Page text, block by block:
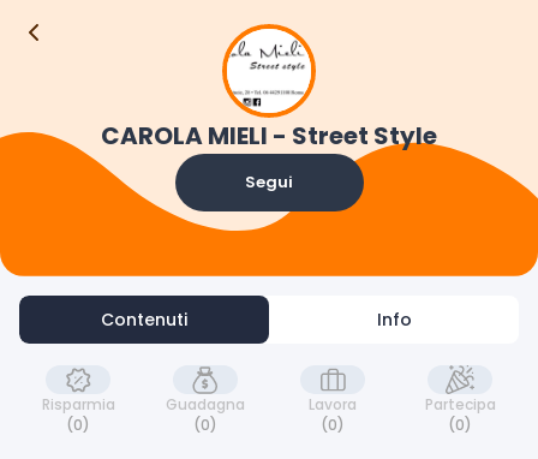
CAROLA MIELI - Street Style
Segui
Contenuti Info
Risparmia
(0)
Guadagna
(0)
Lavora
(0)
Partecipa
(0)